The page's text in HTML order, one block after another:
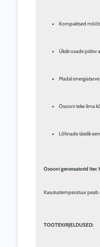
Kompaktsed
Ükski osade pidev
Madal energiatarve
Osooni teke ilma
Lõhnade täielik
Osooni generaatorid Itec
Kasutustemperatuur
TOOTEKIRJELDUSED: